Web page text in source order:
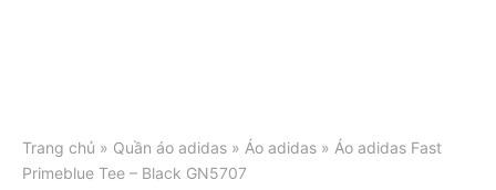
Trang chủ » Quần áo adidas » Áo adidas » Áo adidas Fast
Primeblue Tee – Black GN5707